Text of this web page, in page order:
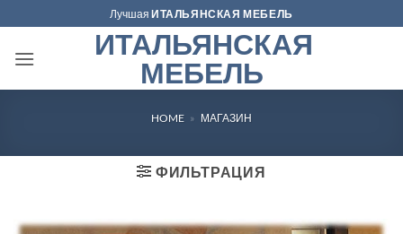
to
content
ЛучшаяИТАЛЬЯНСКАЯ МЕБЕЛЬ
ИТАЛЬЯНСКАЯ
МЕБЕЛЬ
HOME » МАГАЗИН
ФИЛЬТРАЦИЯ